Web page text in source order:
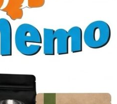
Dworze
Z życia sklepu